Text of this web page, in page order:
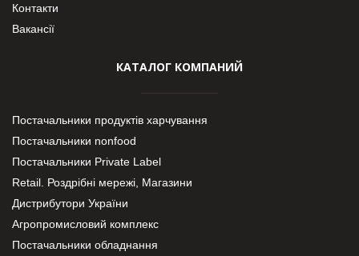
Контакти
Вакансії
КАТАЛОГ КОМПАНИЙ
Постачальники продуктів харчування
Постачальники nonfood
Постачальники Private Label
Retail. Роздрібні мережі, Магазини
Дистрибутори України
Агропромисловий комплекс
Постачальники обладнання